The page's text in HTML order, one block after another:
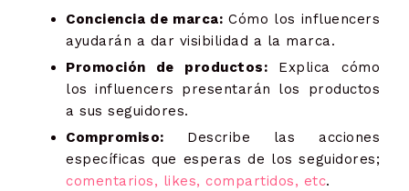
Conciencia de marca: Cómo los influencers
ayudarán a dar visibilidad a la marca.
Promoción de productos: Explica cómo
los influencers presentarán los productos
a sus seguidores.
Compromiso: Describe las acciones
específicas que esperas de los seguidores;
comentarios, likes, compartidos, etc.